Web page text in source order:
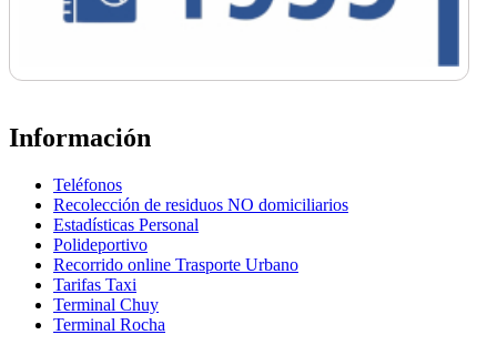
Información
Teléfonos
Recolección de residuos NO domiciliarios
Estadísticas Personal
Polideportivo
Recorrido online Trasporte Urbano
Tarifas Taxi
Terminal Chuy
Terminal Rocha